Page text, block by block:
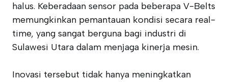
halus. Keberadaan sensor pada beberapa V-Belts
memungkinkan pemantauan kondisi secara real-
time, yang sangat berguna bagi industri di
Sulawesi Utara dalam menjaga kinerja mesin.
Inovasi tersebut tidak hanya meningkatkan